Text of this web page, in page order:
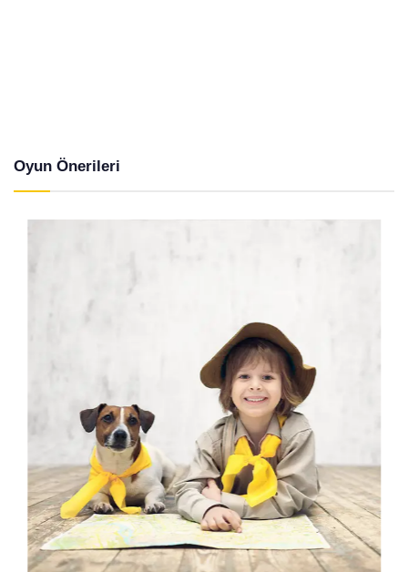
Oyun Önerileri